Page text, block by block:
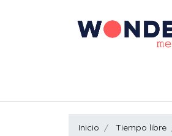
Inicio Tiempo libre